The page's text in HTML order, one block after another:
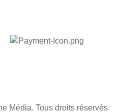
Média. Tous droits réservés